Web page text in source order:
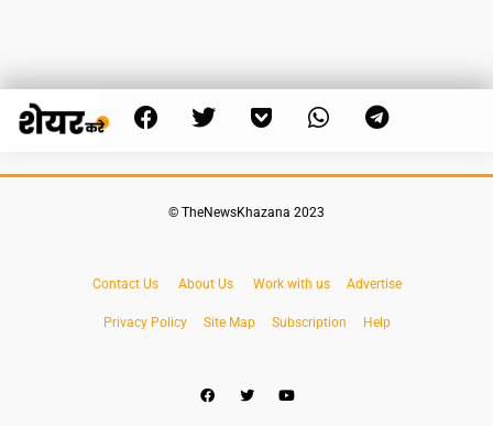
© TheNewsKhazana 2023
Contact Us About Us Work with us Advertise
Privacy Policy Site Map Subscription Help